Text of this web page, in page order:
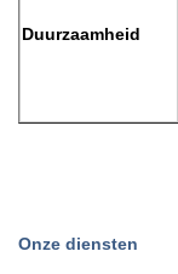
Duurzaamheid
Onze diensten